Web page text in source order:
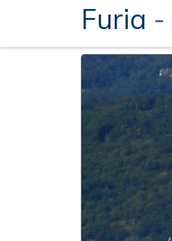
Furia -